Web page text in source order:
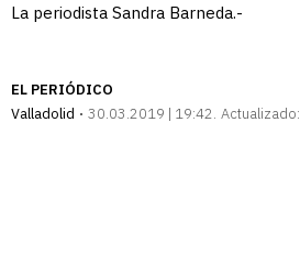
La periodista Sandra Barneda.-
EL PERIÓDICO
Valladolid
30.03.2019 | 19:42 Actualizado: